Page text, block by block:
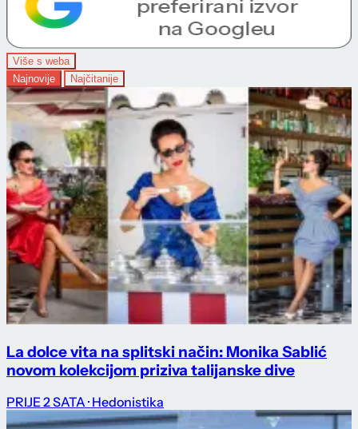
Više s weba
Najnovije
Najčitanije
La dolce vita na splitski način: Monika Sablić
novom kolekcijom priziva talijanske dive
PRIJE 2 SATA · Hedonistika